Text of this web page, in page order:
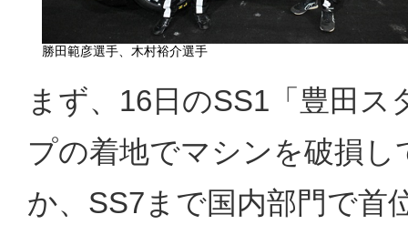
勝田範彦選手、木村裕介選手
まず、16日のSS1「豊田
プの着地でマシンを破損
か、SS7まで国内部門で首